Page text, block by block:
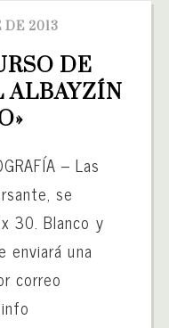
DE 2013
DE
ALBAYZÍN
– Las
se
30. Blanco y
enviará una
correo